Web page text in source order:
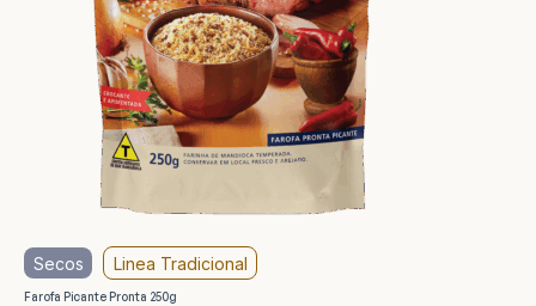
Secos Linea Tradicional
Farofa Picante Pronta 250g